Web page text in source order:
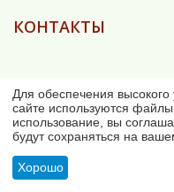
КОНТАКТЫ
Для обеспечения
сайте используются
использование, вы
будут сохраняться на
Хорошо